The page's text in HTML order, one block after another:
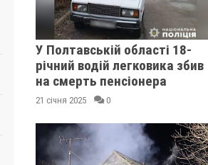
У Полтавській області 18-
річний водій легковика збив
на смерть пенсіонера
21 січня 2025 0